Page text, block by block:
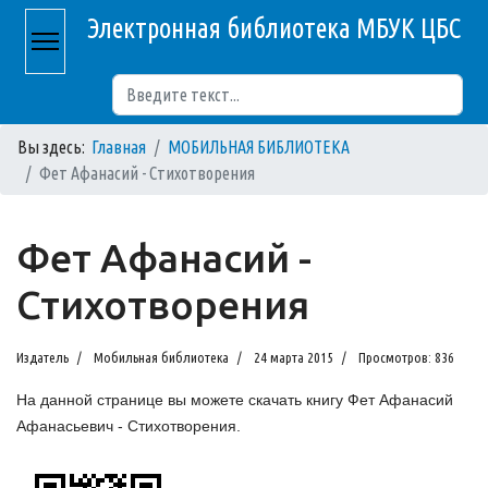
Электронная библиотека МБУК ЦБС
Вы здесь: Главная
МОБИЛЬНАЯ БИБЛИОТЕКА
Фет Афанасий - Стихотворения
Фет Афанасий -
Стихотворения
Издатель Мобильная библиотека 24 марта 2015 Просмотров: 836
На данной странице вы можете скачать книгу Фет Афанасий
Афанасьевич - Стихотворения.